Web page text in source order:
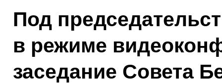
Под
в режиме
заседание Совета